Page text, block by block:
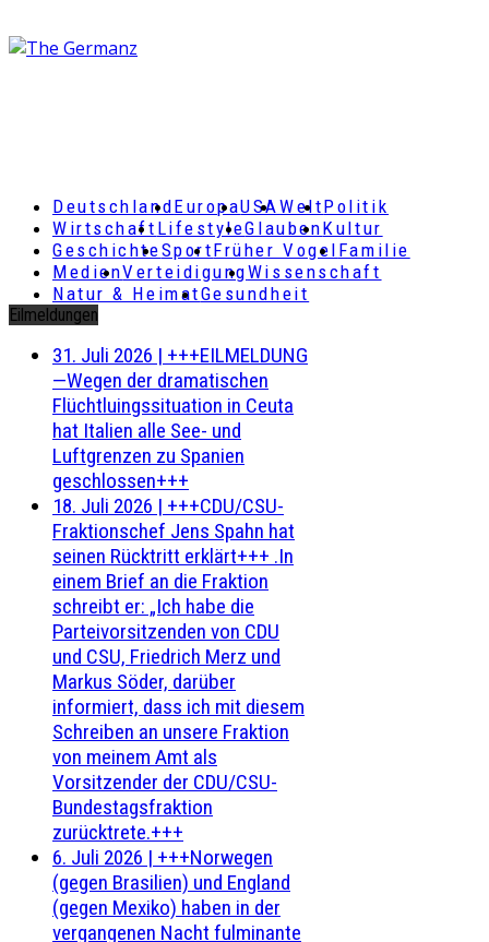
DeutschlandEuropaUSAWeltPolitik
Wirtschaft LifestyleGlaubenKultur
GeschichteSportFrüher Vogel Familie
MedienVerteidigungWissenschaft
Natur & HeimatGesundheit
Eilmeldungen
31. Juli 2026 | +++EILMELDUNG
—Wegen der dramatischen
Flüchtluingssituation in Ceuta
hat Italien alle See- und
Luftgrenzen zu Spanien
geschlossen+++
18. Juli 2026 | +++CDU/CSU-
Fraktionschef Jens Spahn hat
seinen Rücktritt erklärt+++ .In
einem Brief an die Fraktion
schreibt er: „Ich habe die
Parteivorsitzenden von CDU
und CSU, Friedrich Merz und
Markus Söder, darüber
informiert, dass ich mit diesem
Schreiben an unsere Fraktion
von meinem Amt als
Vorsitzender der CDU/CSU-
Bundestagsfraktion
zurücktrete.+++
6. Juli 2026 | +++Norwegen
(gegen Brasilien) und England
(gegen Mexiko) haben in der
vergangenen Nacht fulminante